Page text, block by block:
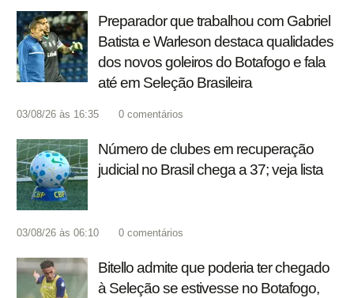
Preparador que trabalhou com Gabriel
Batista e Warleson destaca qualidades
dos novos goleiros do Botafogo e fala
até em Seleção Brasileira
03/08/26 às 16:35 0 comentários
Número de clubes em recuperação
judicial no Brasil chega a 37; veja lista
03/08/26 às 06:10 0 comentários
Bitello admite que poderia ter chegado
à Seleção se estivesse no Botafogo,